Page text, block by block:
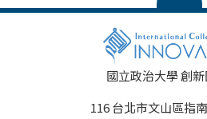
國立政治大學 創
116 台北市文山區指